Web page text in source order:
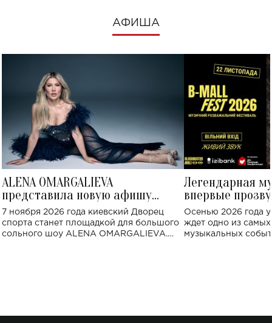
АФИША
ALENA OMARGALIEVA
представила новую афишу
большого концерта во Дворце
спорта
7 ноября 2026 года киевский Дворец
спорта станет площадкой для большого
сольного шоу ALENA OMARGALIEVA.
Легендарная
впервые
Украине: где
Осенью 2026 года
ждет одно из
музыкальных